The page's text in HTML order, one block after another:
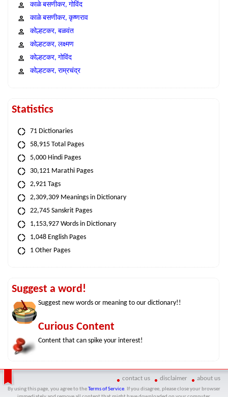
काळे बसणीकर, गोविंद
काळे बसणीकर, कृष्णराव
कोल्हटकर, बळवंत
कोल्हटकर, लक्ष्मण
कोल्हटकर, गोविंद
कोल्हटकर, राम्रचंद्र
Statistics
71 Dictionaries
58,915 Total Pages
5,000 Hindi Pages
30,121 Marathi Pages
2,921 Tags
2,309,309 Meanings in Dictionary
22,745 Sanskrit Pages
1,153,927 Words in Dictionary
1,048 English Pages
1 Other Pages
Suggest a word!
Suggest new words or meaning to our dictionary!!
Curious Content
Content that can spike your interest!
contact us disclaimer about us
By using this page, you agree to theTerms of Service. If you disagree, please close your browser